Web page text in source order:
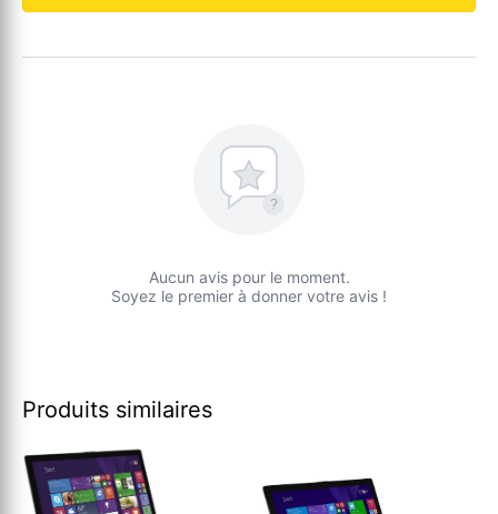
?
Aucun avis pour le moment.
Soyez le premier à donner votre avis !
Produits similaires